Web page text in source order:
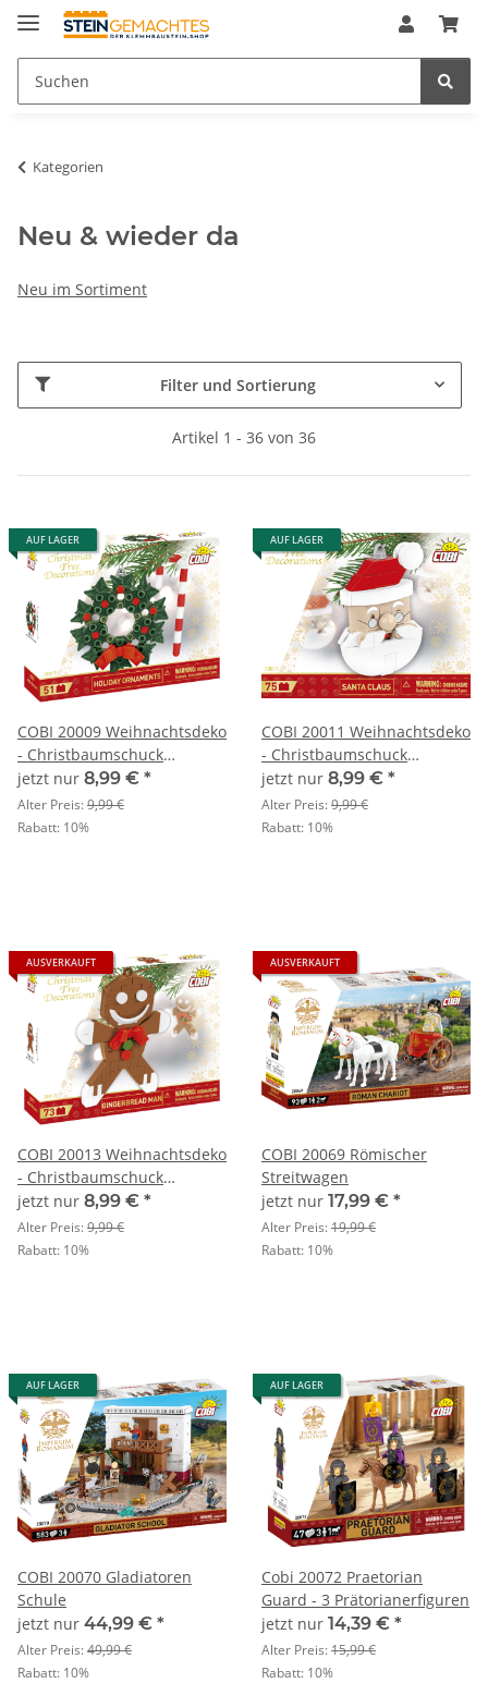
Kategorien
Neu & wieder da
Neu im Sortiment
Filter und Sortierung
Artikel 1 - 36 von 36
AUF LAGER
COBI 20009 Weihnachtsdeko
- Christbaumschuck
Mistelkranz & Zuckerstange
jetzt nur 8,99 € *
Alter Preis:9,99 €
Rabatt: 10%
AUF LAGER
COBI 20011 Weihnachtsdeko
- Christbaumschuck
Weihnachtsmann
jetzt nur 8,99 € *
Alter Preis:9,99 €
Rabatt: 10%
AUSVERKAUFT
COBI 20013 Weihnachtsdeko
- Christbaumschuck
Lebkuchenmann
jetzt nur 8,99 € *
Alter Preis:9,99 €
Rabatt: 10%
AUSVERKAUFT
COBI 20069 Römischer
Streitwagen
jetzt nur 17,99 € *
Alter Preis:19,99 €
Rabatt: 10%
AUF LAGER
COBI 20070 Gladiatoren
Schule
jetzt nur 44,99 € *
Alter Preis:49,99 €
Rabatt: 10%
AUF LAGER
Cobi 20072 Praetorian
Guard - 3 Prätorianerfiguren
jetzt nur 14,39 € *
Alter Preis:15,99 €
Rabatt: 10%